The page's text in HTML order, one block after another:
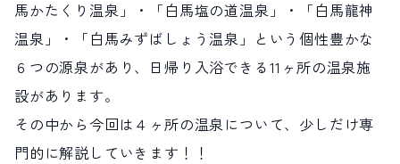
営業時間：9:00～17:00 定休日：無休
TEL.0261-85-4210 / FAX.0261-85-4240
馬かたくり温泉」・「白馬塩の道温泉」・「白馬龍神
温泉」・「白馬みずばしょう温泉」という個性豊かな
６つの源泉があり、日帰り入浴できる11ヶ所の温泉施
設があります。
その中から今回は４ヶ所の温泉について、少しだけ専
門的に解説していきます！！